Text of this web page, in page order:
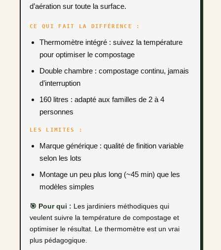
d’aération sur toute la surface.
CE QUI FAIT LA DIFFÉRENCE :
Thermomètre intégré : suivez la température
pour optimiser le compostage
Double chambre : compostage continu, jamais
d’interruption
160 litres : adapté aux familles de 2 à 4
personnes
LES LIMITES :
Marque générique : qualité de finition variable
selon les lots
Montage un peu plus long (~45 min) que les
modèles simples
🎯 Pour qui : Les jardiniers méthodiques qui
veulent suivre la température de compostage et
optimiser le résultat. Le thermomètre est un vrai
plus pédagogique.